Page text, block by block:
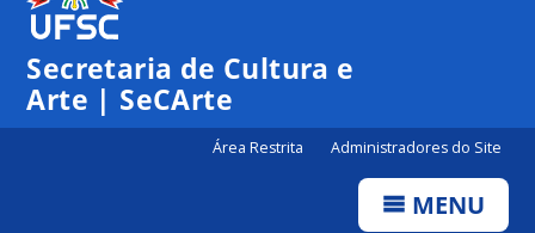
Secretaria de Cultura e
Arte | SeCArte
Área Restrita Administradores do Site
MENU